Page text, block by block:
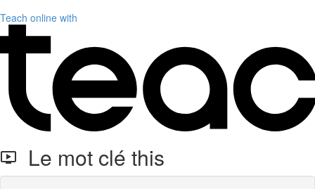
Teach online with
Le mot clé this